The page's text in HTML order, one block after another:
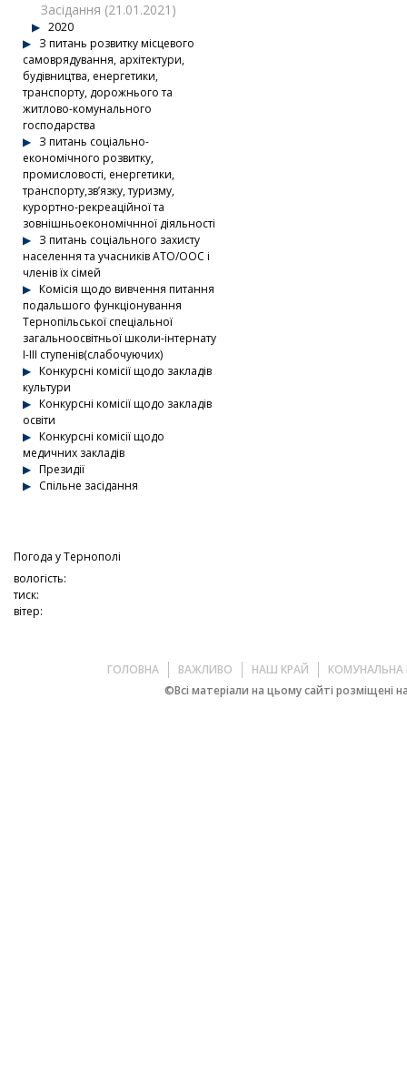
Засідання (21.01.2021)
2020
З питань розвитку місцевого
самоврядування, архітектури,
будівництва, енергетики,
транспорту, дорожнього та
житлово-комунального
господарства
З питань соціально-
економічного розвитку,
промисловості, енергетики,
транспорту,зв’язку, туризму,
курортно-рекреаційної та
зовнішньоекономічнної діяльності
З питань соціального захисту
населення та учасників АТО/ООС і
членів їх сімей
Комісія щодо вивчення питання
подальшого функціонування
Тернопільської спеціальної
загальноосвітньої школи-інтернату
І-ІІІ ступенів(слабочуючих)
Конкурсні комісії щодо закладів
культури
Конкурсні комісії щодо закладів
освіти
Конкурсні комісії щодо
медичних закладів
Президії
Спільне засідання
Погода уТернополі
вологість:
тиск:
вітер:
ГОЛОВНА ВАЖЛИВО НАШ КРАЙ
КОМУНАЛЬНА
©Всі матеріали на цьому сайті розміщені